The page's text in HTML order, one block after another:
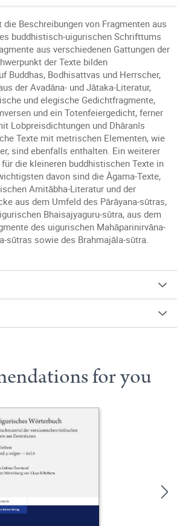
Beschreibungen von Fragmenten aus
buddhistisch-uigurischen Schrifttums
aus verschiedenen Gattungen der
der Texte bilden
Buddhas, Bodhisattvas und Herrscher,
der Avadāna- und Jātaka-Literatur,
und elegische Gedichtfragmente,
und ein Totenfeiergedicht, ferner
Lobpreisdichtungen und Dhāranīs
Texte mit metrischen Elementen, wie
sind ebenfalls enthalten. Ein weiterer
die kleineren buddhistischen Texte in
davon sind die Āgama-Texte,
Amitābha-Literatur und der
aus dem Umfeld des Pārāyana-sūtras,
Bhaisajyaguru-sūtra, aus dem
des uigurischen Mahāparinirvāna-
sūtras sowie des Brahmajāla-sūtra.
for you